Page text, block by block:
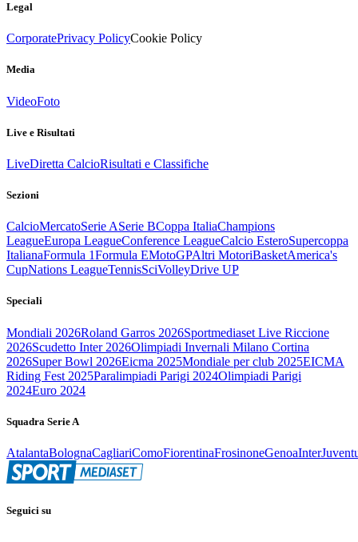
Legal
CorporatePrivacy PolicyCookie Policy
Media
VideoFoto
Live e Risultati
LiveDiretta CalcioRisultati e Classifiche
Sezioni
CalcioMercatoSerie ASerie BCoppa ItaliaChampions
LeagueEuropa LeagueConference LeagueCalcio EsteroSupercoppa
ItalianaFormula 1Formula EMotoGPAltri MotoriBasketAmerica's
CupNations LeagueTennisSciVolleyDrive UP
Speciali
Mondiali 2026Roland Garros 2026Sportmediaset Live Riccione
2026Scudetto Inter 2026Olimpiadi Invernali Milano Cortina
2026Super Bowl 2026Eicma 2025Mondiale per club 2025EICMA
Riding Fest 2025Paralimpiadi Parigi 2024Olimpiadi Parigi
2024Euro 2024
Squadra Serie A
AtalantaBolognaCagliariComoFiorentinaFrosinoneGenoaInter
Seguici su